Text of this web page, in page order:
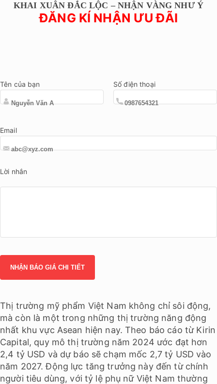
KHAI XUÂN ĐẮC LỘC – NHẬN VÀNG NHƯ Ý
ĐĂNG KÍ NHẬN ƯU ĐÃI
Tên của bạn Số điện thoại
Email
Lời nhắn
Thị trường mỹ phẩm Việt Nam không chỉ sôi động,
mà còn là một trong những thị trường năng động
nhất khu vực Asean hiện nay. Theo báo cáo từ Kirin
Capital, quy mô thị trường năm 2024 ước đạt hơn
2,4 tỷ USD và dự báo sẽ chạm mốc 2,7 tỷ USD vào
năm 2027. Động lực tăng trưởng này đến từ chính
người tiêu dùng, với tỷ lệ phụ nữ Việt Nam thường